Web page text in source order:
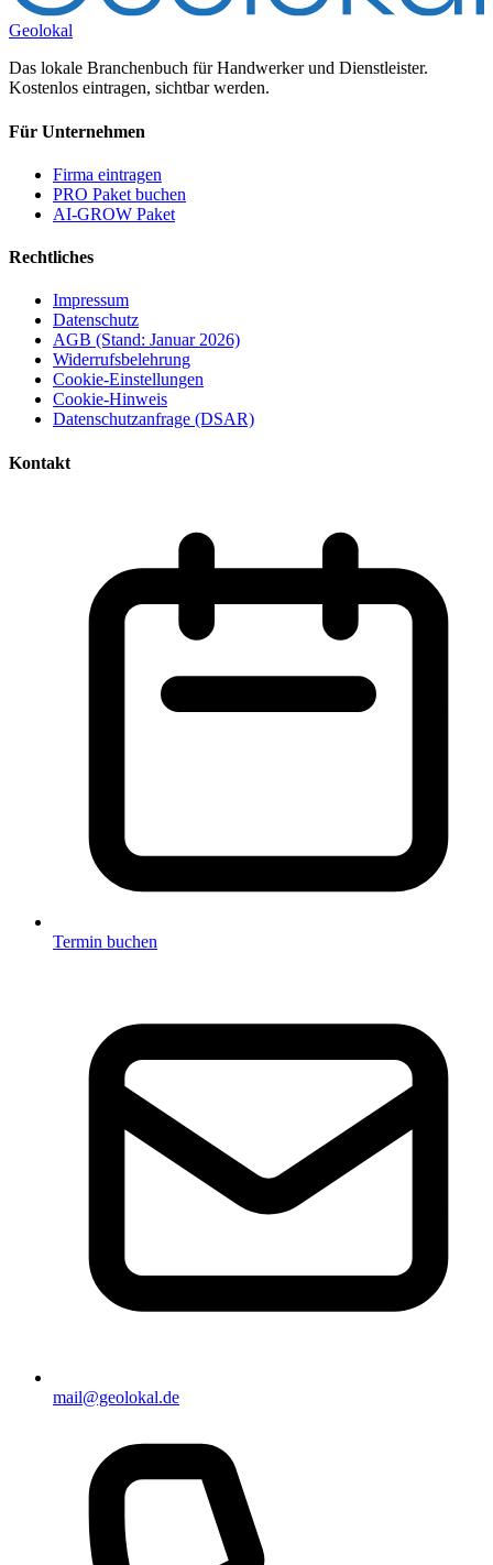
Geolokal
Das lokale Branchenbuch für Handwerker und Dienstleister.
Kostenlos eintragen, sichtbar werden.
Für Unternehmen
Firma eintragen
PRO Paket buchen
AI-GROW Paket
Rechtliches
Impressum
Datenschutz
AGB (Stand: Januar 2026)
Widerrufsbelehrung
Cookie-Einstellungen
Cookie-Hinweis
Datenschutzanfrage (DSAR)
Kontakt
Termin buchen
mail@geolokal.de